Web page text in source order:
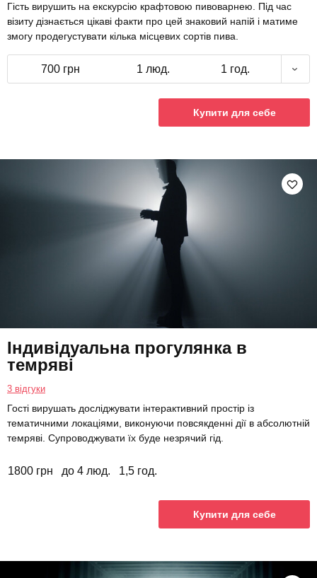
Гість вирушить на екскурсію крафтовою пивоварнею. Під час
візиту дізнається цікаві факти про цей знаковий напій і матиме
змогу продегустувати кілька місцевих сортів пива.
700 грн 1 люд. 1 год.
Купити для себе
Індивідуальна прогулянка в
темряві
3 відгуки
Гості вирушать досліджувати інтерактивний простір із
тематичними локаціями, виконуючи повсякденні дії в абсолютній
темряві. Супроводжувати їх буде незрячий гід.
1800 грн до 4 люд. 1,5 год.
Купити для себе